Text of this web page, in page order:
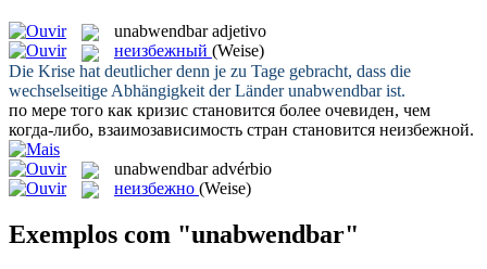
unabwendbar adjetivo
неизбежный (Weise)
Die Krise hat deutlicher denn je zu Tage gebracht, dass die
wechselseitige Abhängigkeit der Länderunabwendbarist.
по мере того как кризис становится более очевиден, чем
когда-либо, взаимозависимость стран становится неизбежной.
unabwendbar advérbio
неизбежно (Weise)
Exemplos com "unabwendbar"